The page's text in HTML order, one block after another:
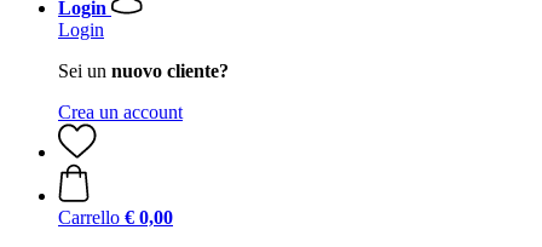
Login
Login
Sei un nuovo cliente?
Crea un account
Carrello € 0,00